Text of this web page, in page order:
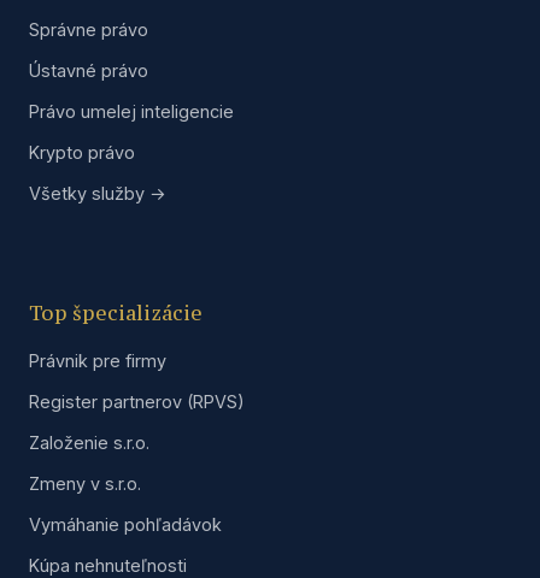
Správne právo
Ústavné právo
Právo umelej inteligencie
Krypto právo
Všetky služby →
Top špecializácie
Právnik pre firmy
Register partnerov (RPVS)
Založenie s.r.o.
Zmeny v s.r.o.
Vymáhanie pohľadávok
Kúpa nehnuteľnosti